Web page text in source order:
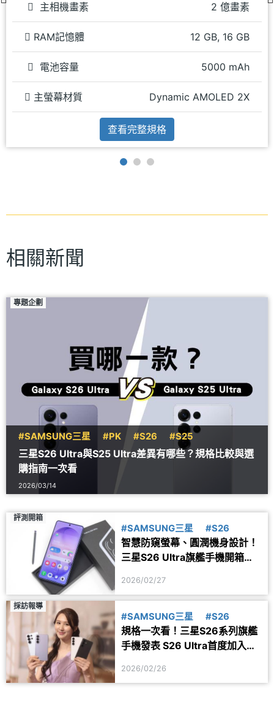
主相機畫素 2 億畫素
RAM記憶體 12 GB, 16 GB
電池容量 5000 mAh
主螢幕材質 Dynamic AMOLED 2X
查看完整規格
相關新聞
專題企劃
#SAMSUNG三星 #PK #S26 #S25
三星S26 Ultra與S25 Ultra差異有哪些？規格比較與選
購指南一次看
2026/03/14
評測開箱
#SAMSUNG三星 #S26
智慧防窺螢幕、圓潤機身設計！
三星S26 Ultra旗艦手機開箱體
2026/02/27
採訪報導
#SAMSUNG三星 #S26
規格一次看！三星S26系列旗艦
手機發表 S26 Ultra首度加入智
2026/02/26